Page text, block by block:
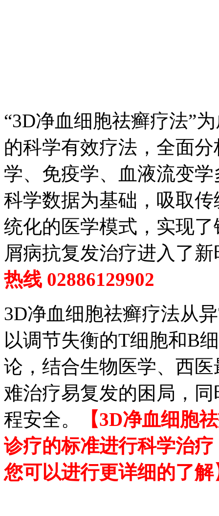
“3D净血细胞祛癣疗法”
的科学有效疗法，全面
学、免疫学、血液流变
科学数据为基础，吸取
统化的医学模式，实现
屑病抗复发治疗进入了
热线 02886129902
3D净血细胞祛癣疗法从
以调节失衡的T细胞和B
论，结合生物医学、西
难治疗易复发的困局，
程安全。
【3D净血细胞
诊疗的标准进行科学治
您可以进行更详细的了解